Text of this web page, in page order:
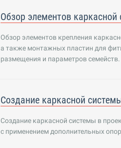
Обзор элементов
Обзор элементов крепления
а также монтажных пластин для
размещения и параметров семейств.
Создание каркасной
Создание каркасной системы в
с применением дополнительных